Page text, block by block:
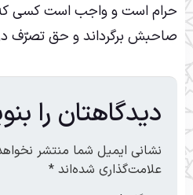
حرام است و واجب است کسى که
صاحبش برگرداند و حق تصرّف در
دیدگاهتان را
نشانی ایمیل شما منتشر
علامت‌گذاری شده‌اند *